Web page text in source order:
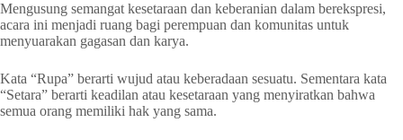
Mengusung semangat kesetaraan dan keberanian dalam berekspresi,
acara ini menjadi ruang bagi perempuan dan komunitas untuk
menyuarakan gagasan dan karya.
Kata “Rupa” berarti wujud atau keberadaan sesuatu. Sementara kata
“Setara” berarti keadilan atau kesetaraan yang menyiratkan bahwa
semua orang memiliki hak yang sama.